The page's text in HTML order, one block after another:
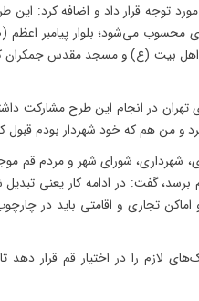
توجه قرار داد و اضافه کرد: این
محسوب می‌شود؛ بلوار پیامبر
اهل بیت (ع) و مسجد مقدس
در انجام این طرح مشارکت
و من هم که خود شهردار بودم قبول
شهرداری، شورای شهر و مردم قم
گفت: در ادامه کار یعنی
اماکن تجاری و اقامتی باید در
را در اختیار قم قرار دهد تا